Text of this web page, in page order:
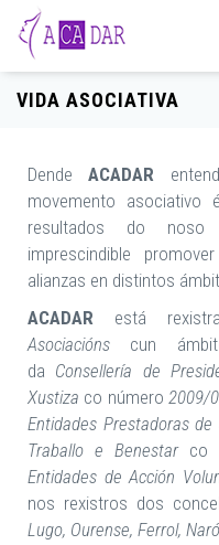
VIDA ASOCIATIVA
DendeACADAR
movemento asociativo
resultados do
imprescindible
alianzas en distintos
ACADAR está
Asociacións cun
da Consellería de
Xustiza co número 2009/
Entidades Prestadoras de
Traballo e Benestar co
Entidades de Acción
nos rexistros dos
Lugo, Ourense, Ferrol,